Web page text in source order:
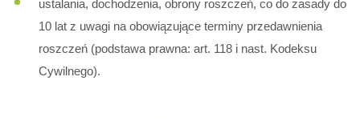
ustalania, dochodzenia, obrony roszczeń, co do zasady do
10 lat z uwagi na obowiązujące terminy przedawnienia
roszczeń (podstawa prawna: art. 118 i nast. Kodeksu
Cywilnego).